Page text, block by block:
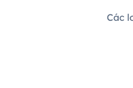
Các